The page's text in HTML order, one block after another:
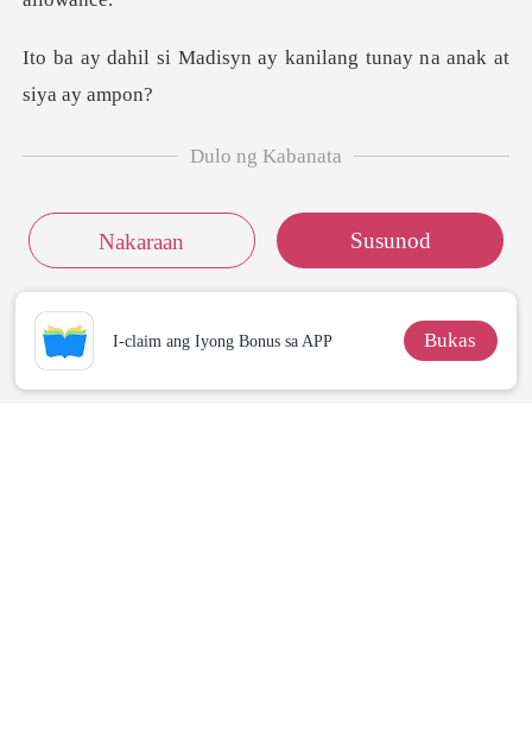
syn ay kanilang tunay n
Dulo ng Kabanata
Nakaraan Susunod
I-claim ang Iyong Bonus sa APP Bukas